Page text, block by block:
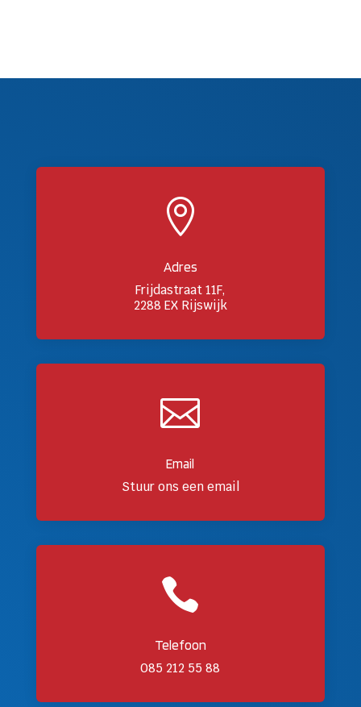

Adres
Frijdastraat 11F,
2288 EX Rijswijk

Email
Stuur ons een email

Telefoon
085 212 55 88